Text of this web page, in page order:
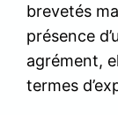
brevetés
présence
agrément,
termes